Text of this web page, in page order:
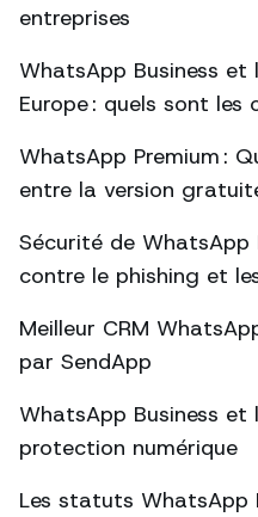
entreprises
WhatsApp Business
Europe : quels sont les
WhatsApp Premium :
entre la version
Sécurité de WhatsApp
contre le phishing et
Meilleur CRM
par SendApp
WhatsApp Business et
protection numérique
Les statuts WhatsApp